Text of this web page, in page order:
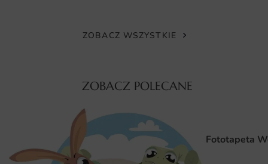
kolory będą intensywne i nie blakną z upływem czasu.
codziennym życiu.
Wymiary na miarę i łatwy montaż
Fototapeta Szare Tło dostępna jest w różnych wymiarach,
co pozwala na idealne dopasowanie do konkretnej
przestrzeni. Możliwość zamówienia fototapety na wymiar
ZOBACZ WSZYSTKIE
ZOBACZ POLECANE
Fototapeta